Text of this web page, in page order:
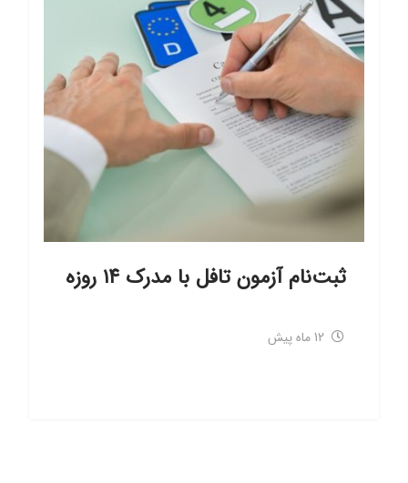
ثبت‌نام آزمون تافل با مدرک ۱۴ روزه
12 ماه پیش